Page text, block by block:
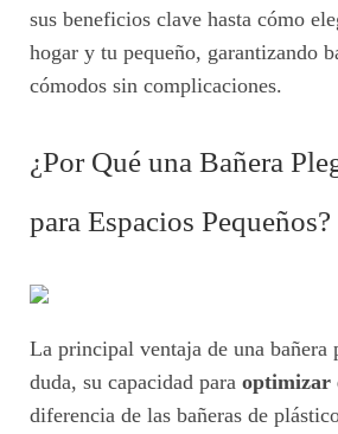
sus beneficios clave hasta cómo
hogar y tu pequeño, garantizando
cómodos sin complicaciones.
¿Por Qué una Bañera
para Espacios Pequeños?
La principal ventaja de una bañera
duda, su capacidad para optimizar
diferencia de las bañeras de